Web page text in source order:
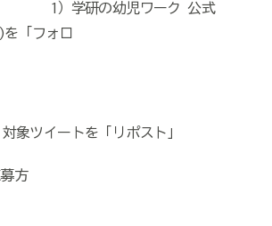
1 ）学研の幼児ワーク 公式
を「フォロ
」
対象ツイートを「リポスト」
方